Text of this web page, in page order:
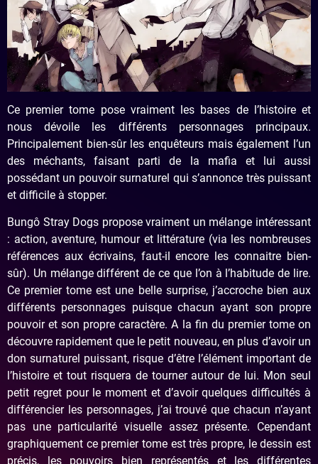
Ce premier tome pose vraiment les bases de l’histoire et
nous dévoile les différents personnages principaux.
Principalement bien-sûr les enquêteurs mais également l’un
des méchants, faisant parti de la mafia et lui aussi
possédant un pouvoir surnaturel qui s’annonce très puissant
et difficile à stopper.
Bungô Stray Dogs propose vraiment un mélange intéressant
: action, aventure, humour et littérature (via les nombreuses
références aux écrivains, faut-il encore les connaitre bien-
sûr). Un mélange différent de ce que l’on à l’habitude de lire.
Ce premier tome est une belle surprise, j’accroche bien aux
différents personnages puisque chacun ayant son propre
pouvoir et son propre caractère. A la fin du premier tome on
découvre rapidement que le petit nouveau, en plus d’avoir un
don surnaturel puissant, risque d’être l’élément important de
l’histoire et tout risquera de tourner autour de lui. Mon seul
petit regret pour le moment et d’avoir quelques difficultés à
différencier les personnages, j’ai trouvé que chacun n’ayant
pas une particularité visuelle assez présente. Cependant
graphiquement ce premier tome est très propre, le dessin est
précis, les pouvoirs bien représentés et les différentes